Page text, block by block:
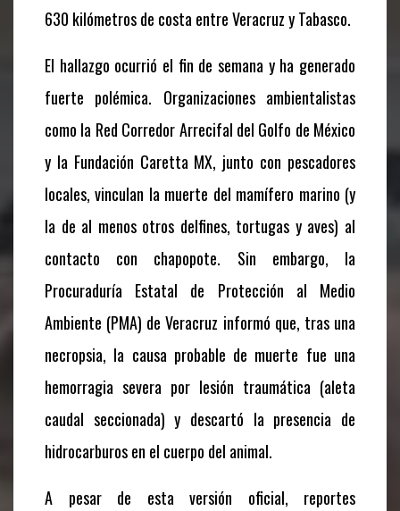
630 kilómetros de costa entre Veracruz y Tabasco.
El hallazgo ocurrió el fin de semana y ha generado
fuerte polémica. Organizaciones ambientalistas
como la Red Corredor Arrecifal del Golfo de México
y la Fundación Caretta MX, junto con pescadores
locales, vinculan la muerte del mamífero marino (y
la de al menos otros delfines, tortugas y aves) al
contacto con chapopote. Sin embargo, la
Procuraduría Estatal de Protección al Medio
Ambiente (PMA) de Veracruz informó que, tras una
necropsia, la causa probable de muerte fue una
hemorragia severa por lesión traumática (aleta
caudal seccionada) y descartó la presencia de
hidrocarburos en el cuerpo del animal.
A pesar de esta versión oficial, reportes